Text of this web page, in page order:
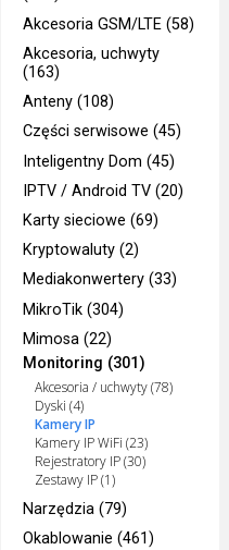
Akcesoria GSM/LTE (58)
Akcesoria, uchwyty
(163)
Anteny (108)
Części serwisowe (45)
Inteligentny Dom (45)
IPTV / Android TV (20)
Karty sieciowe (69)
Kryptowaluty (2)
Mediakonwertery (33)
MikroTik (304)
Mimosa (22)
Monitoring (301)
Akcesoria / uchwyty (78)
Dyski (4)
Kamery IP
Kamery IP WiFi (23)
Rejestratory IP (30)
Zestawy IP (1)
Narzędzia (79)
Okablowanie (461)